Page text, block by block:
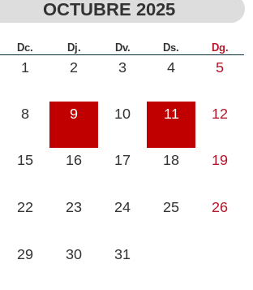
OCTUBRE 2025
Dc. Dj. Dv. Ds. Dg.
1 2 3 4 5
8 9 10 11 12
15 16 17 18 19
22 23 24 25 26
29 30 31